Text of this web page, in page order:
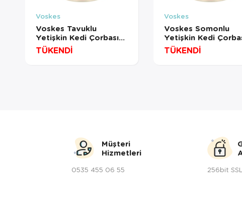
Voskes
Voskes Tavuklu
Yetişkin Kedi Çorbası
135 Ml
TÜKENDİ
Voskes
Voskes Somonlu
Yetişkin Kedi
135 Ml
TÜKENDİ
Müşteri
Hizmetleri
0535 455 06 55 256bit